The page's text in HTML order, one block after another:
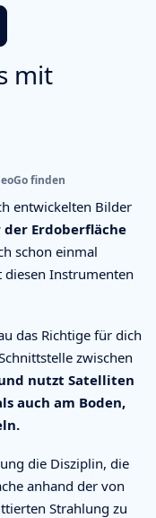
mit
finden
entwickelten Bilder
Erdoberfläche
schon einmal
diesen Instrumenten
das Richtige für dich
zwischen
nutzt Satelliten
auch am Boden,
die Disziplin, die
anhand der von
Strahlung zu